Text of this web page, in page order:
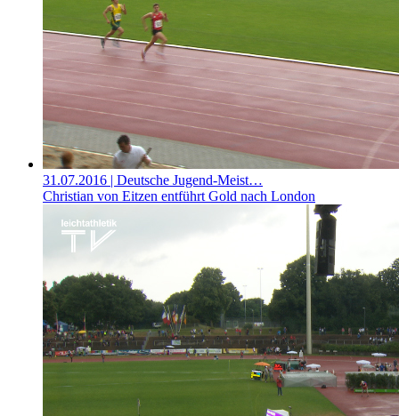
31.07.2016 | Deutsche Jugend-Meist…
Christian von Eitzen entführt Gold nach London